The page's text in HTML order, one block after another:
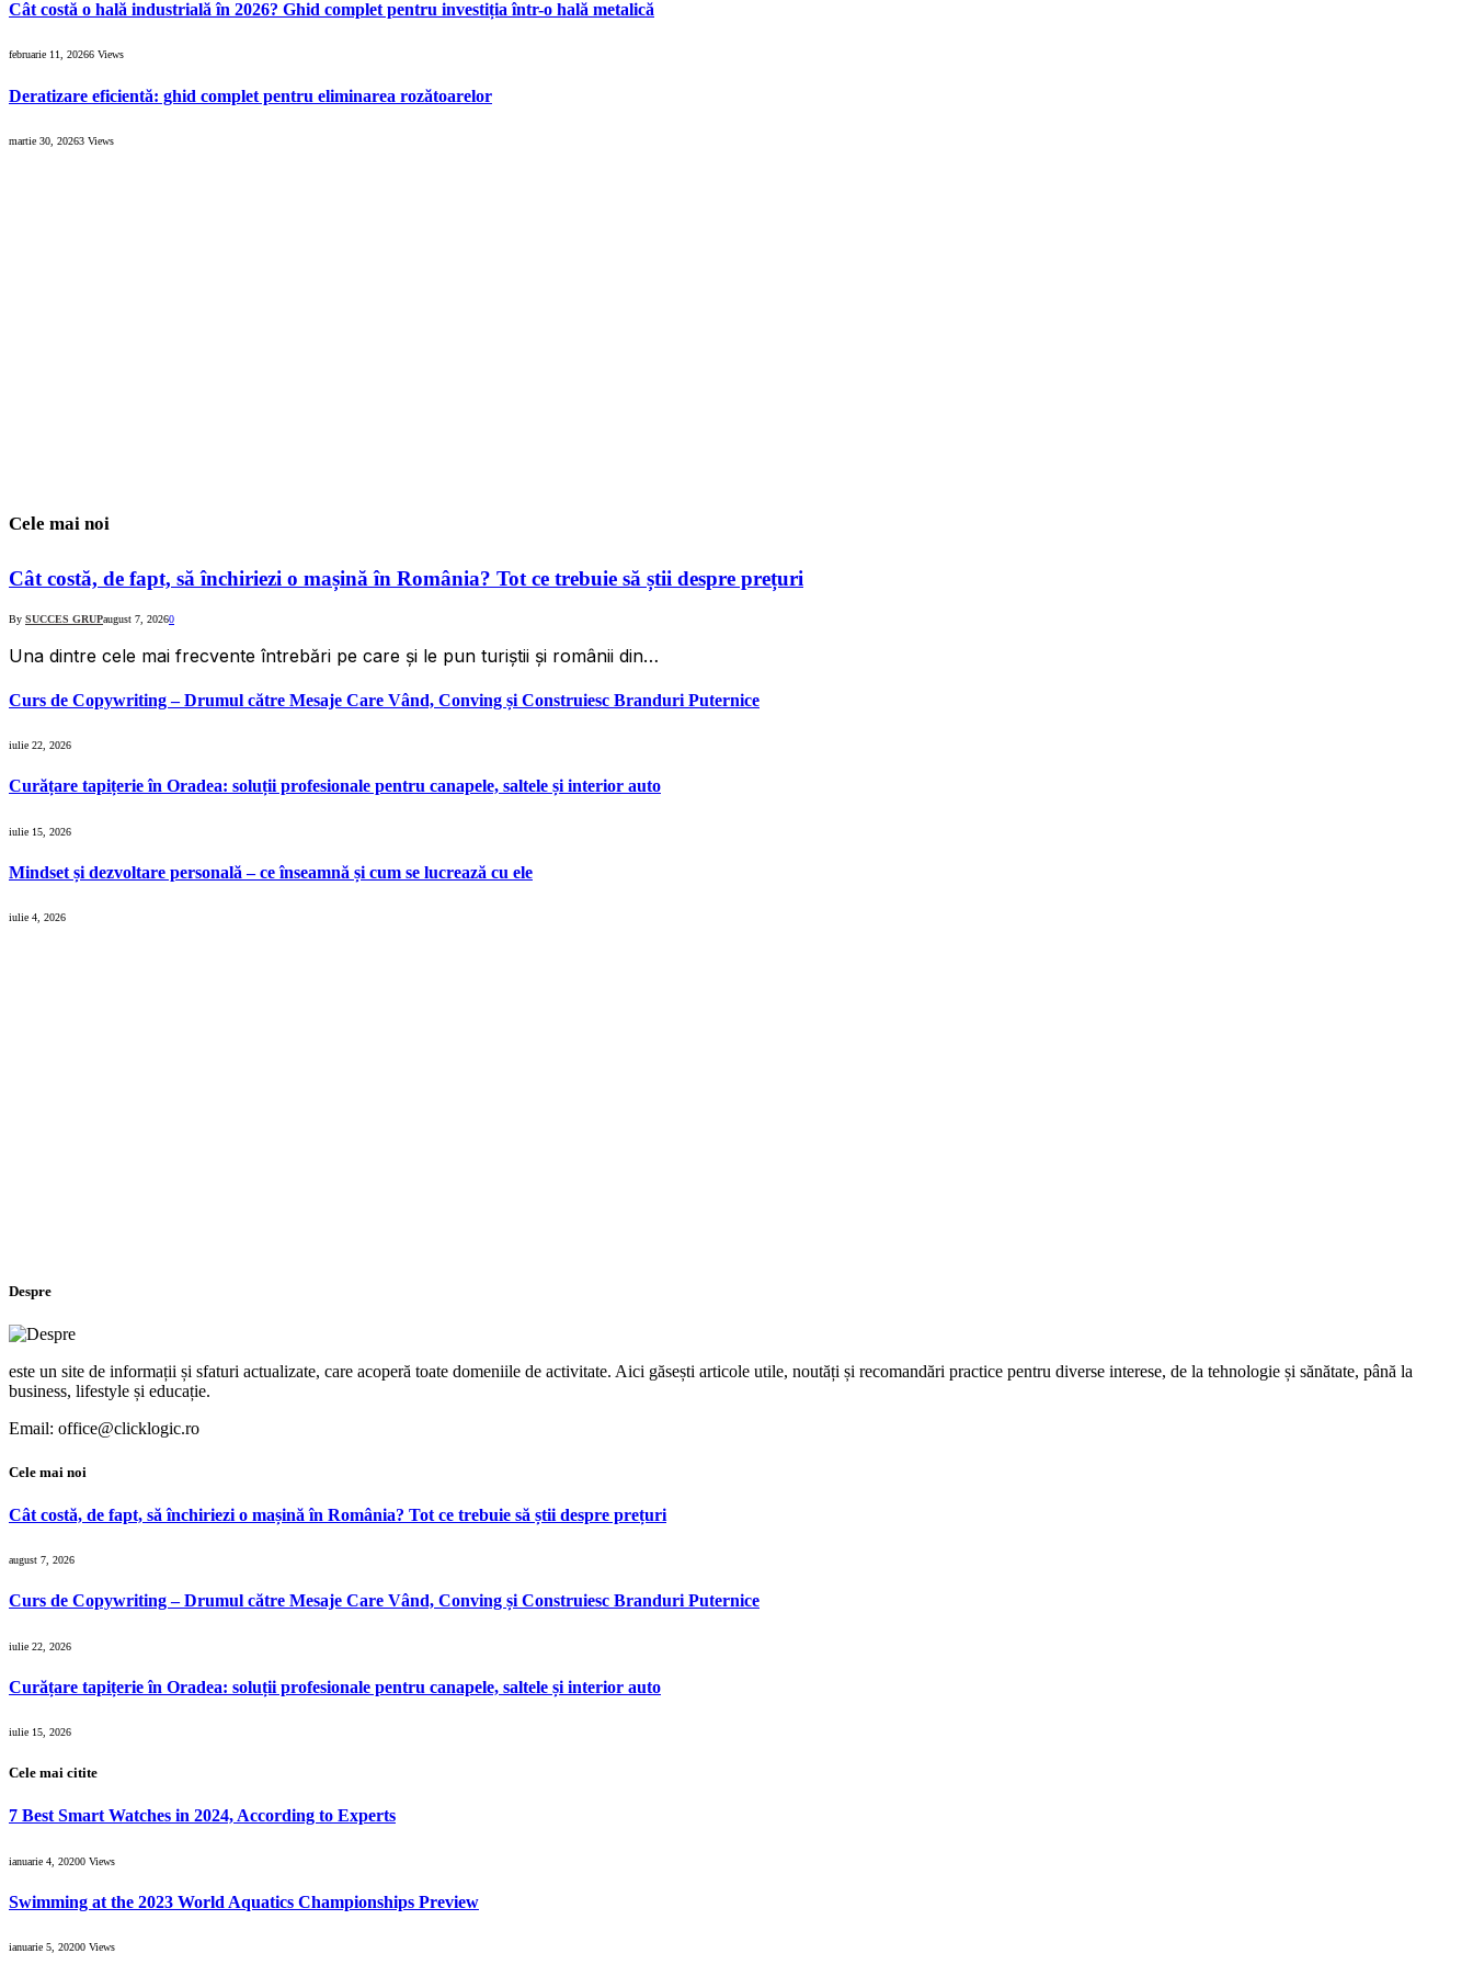
Cât costă o hală industrială în 2026? Ghid complet pentru investiția într-o hală metalică
februarie 11, 20266 Views
Deratizare eficientă: ghid complet pentru eliminarea rozătoarelor
martie 30, 20263 Views
Cele mai noi
Cât costă, de fapt, să închiriezi o mașină în România? Tot ce trebuie să știi despre prețuri
By SUCCES GRUPaugust 7, 20260
Una dintre cele mai frecvente întrebări pe care și le pun turiștii și românii din…
Curs de Copywriting – Drumul către Mesaje Care Vând, Conving și Construiesc Branduri Puternice
iulie 22, 2026
Curățare tapițerie în Oradea: soluții profesionale pentru canapele, saltele și interior auto
iulie 15, 2026
Mindset și dezvoltare personală – ce înseamnă și cum se lucrează cu ele
iulie 4, 2026
Despre
este un site de informații și sfaturi actualizate, care acoperă toate domeniile de activitate. Aici găsești articole utile, noutăți și recomandări practice pentru diverse interese, de la tehnologie și sănătate, până la
business, lifestyle și educație.
Email: office@clicklogic.ro
Cele mai noi
Cât costă, de fapt, să închiriezi o mașină în România? Tot ce trebuie să știi despre prețuri
august 7, 2026
Curs de Copywriting – Drumul către Mesaje Care Vând, Conving și Construiesc Branduri Puternice
iulie 22, 2026
Curățare tapițerie în Oradea: soluții profesionale pentru canapele, saltele și interior auto
iulie 15, 2026
Cele mai citite
7 Best Smart Watches in 2024, According to Experts
ianuarie 4, 20200 Views
Swimming at the 2023 World Aquatics Championships Preview
ianuarie 5, 20200 Views